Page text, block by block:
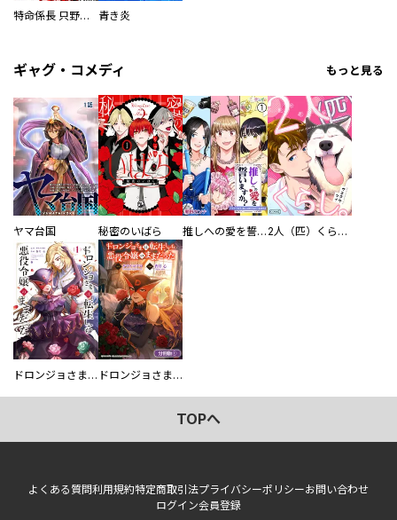
特命係長 只野仁ファイナル 愛蔵版 青き炎
ギャグ・コメディ もっと見る
ヤマ台国 秘密のいばら 推しへの愛を誓いますか？～アラサー女子、推しは逃げぬが人生逃げる～ 2人（匹）くらし。
ドロンジョさまは転生しても悪役令嬢のままだった ドロンジョさまは転生しても悪役令嬢のままだった【分冊版】
TOPへ
よくある質問利用規約特定商取引法プライバシーポリシーお問い合わせ
ログイン会員登録